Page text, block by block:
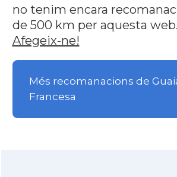
no tenim encara
de 500 km per aquesta web.
Afegeix-ne!
Més recomanacions de
Francesa